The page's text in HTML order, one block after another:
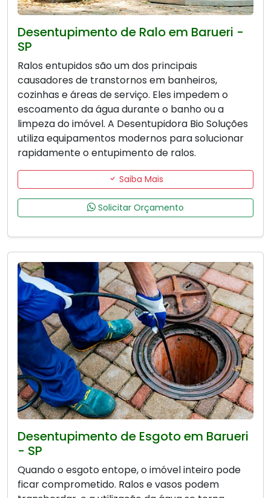
Desentupimento de Ralo em Barueri -
SP
Ralos entupidos são um dos principais
causadores de transtornos em banheiros,
cozinhas e áreas de serviço. Eles impedem o
escoamento da água durante o banho ou a
limpeza do imóvel. A Desentupidora Bio Soluções
utiliza equipamentos modernos para solucionar
rapidamente o entupimento de ralos.
Saiba Mais
Solicitar Orçamento
Desentupimento de Esgoto em Barueri
- SP
Quando o esgoto entope, o imóvel inteiro pode
ficar comprometido. Ralos e vasos podem